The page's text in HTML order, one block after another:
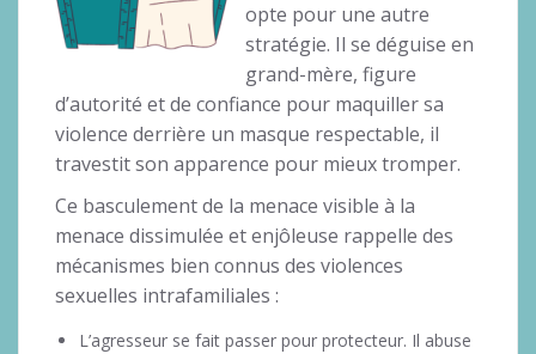
opte pour une autre
stratégie. Il se déguise en
grand-mère, figure
d’autorité et de confiance pour maquiller sa
violence derrière un masque respectable, il
travestit son apparence pour mieux tromper.
Ce basculement de la menace visible à la
menace dissimulée et enjôleuse rappelle des
mécanismes bien connus des violences
sexuelles intrafamiliales :
L’agresseur se fait passer pour protecteur. Il abuse